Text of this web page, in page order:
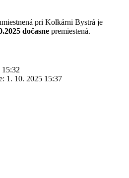
pri Kolkárni Bystrá je
dočasne premiestená.
15:32
1. 10. 2025 15:37